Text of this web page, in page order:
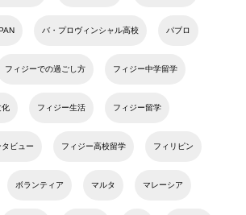
バ・プロヴィンシャル高校 パブロ
フィジーでの過ごし方 フィジー中学留学
化 フィジー生活 フィジー留学
ビュー フィジー高校留学 フィリピン
ボランティア マルタ マレーシア